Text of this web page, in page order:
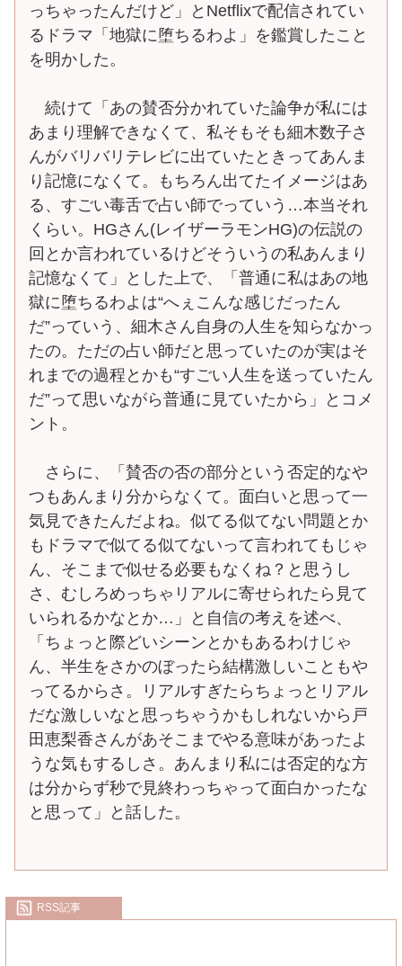
っちゃったんだけど」とNetflixで配信されてい
るドラマ「地獄に堕ちるわよ」を鑑賞したこと
を明かした。
続けて「あの賛否分かれていた論争が私には
あまり理解できなくて、私そもそも細木数子さ
んがバリバリテレビに出ていたときってあんま
り記憶になくて。もちろん出てたイメージはあ
る、すごい毒舌で占い師でっていう…本当それ
くらい。HGさん(レイザーラモンHG)の伝説の
回とか言われているけどそういうの私あんまり
記憶なくて」とした上で、「普通に私はあの地
獄に堕ちるわよは“へぇこんな感じだったん
だ”っていう、細木さん自身の人生を知らなかっ
たの。ただの占い師だと思っていたのが実はそ
れまでの過程とかも“すごい人生を送っていたん
だ”って思いながら普通に見ていたから」とコメ
ント。
さらに、「賛否の否の部分という否定的なや
つもあんまり分からなくて。面白いと思って一
気見できたんだよね。似てる似てない問題とか
もドラマで似てる似てないって言われてもじゃ
ん、そこまで似せる必要もなくね？と思うし
さ、むしろめっちゃリアルに寄せられたら見て
いられるかなとか…」と自信の考えを述べ、
「ちょっと際どいシーンとかもあるわけじゃ
ん、半生をさかのぼったら結構激しいこともや
ってるからさ。リアルすぎたらちょっとリアル
だな激しいなと思っちゃうかもしれないから戸
田恵梨香さんがあそこまでやる意味があったよ
うな気もするしさ。あんまり私には否定的な方
は分からず秒で見終わっちゃって面白かったな
と思って」と話した。
RSS記事